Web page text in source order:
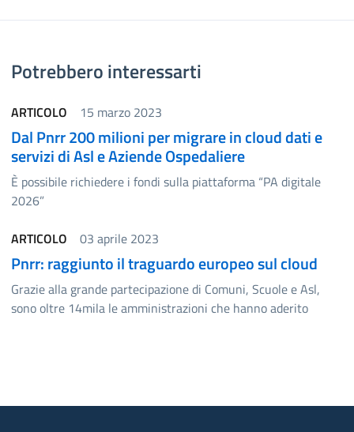
Potrebbero interessarti
ARTICOLO 15 marzo 2023
Dal Pnrr 200 milioni per migrare in cloud dati e
servizi di Asl e Aziende Ospedaliere
È possibile richiedere i fondi sulla piattaforma “PA digitale
2026”
ARTICOLO
03 aprile 2023
Pnrr: raggiunto il traguardo europeo sul cloud
Grazie alla grande partecipazione di Comuni, Scuole e Asl,
sono oltre 14mila le amministrazioni che hanno aderito